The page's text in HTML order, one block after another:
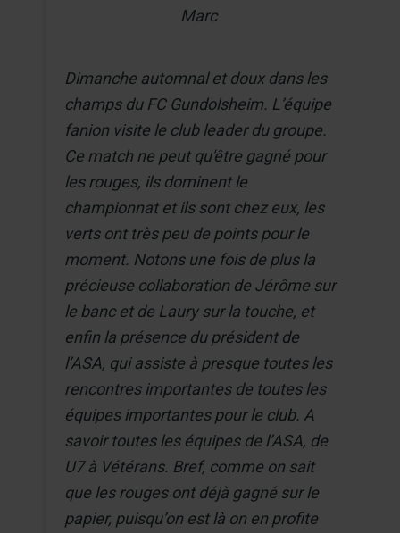
Marc
Dimanche automnal et doux dans les
champs du FC Gundolsheim. L’équipe
fanion visite le club leader du groupe.
Ce match ne peut qu'être gagné pour
les rouges, ils dominent le
championnat et ils sont chez eux, les
verts ont très peu de points pour le
moment. Notons une fois de plus la
précieuse collaboration de Jérôme sur
le banc et de Laury sur la touche, et
enfin la présence du président de
l’ASA, qui assiste à presque toutes les
rencontres importantes de toutes les
équipes importantes pour le club. A
savoir toutes les équipes de l’ASA, de
U7 à Vétérans. Bref, comme on sait
que les rouges ont déjà gagné sur le
papier, puisqu’on est là on en profite